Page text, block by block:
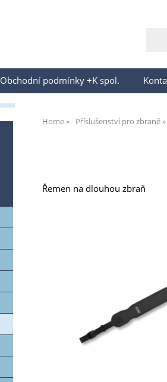
Obchodní podmínky +K spol.
Home Příslušenství pro zbraně
Řemen na dlouhou zbraň